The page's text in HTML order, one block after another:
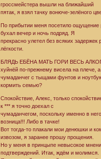
гроссмейстера вышли на ближайший
пятак, я взял тачку вонюче-зелёного
По прибытии меня посетило ощущение
бухал вечер и ночь подряд. Я
прекрасно улетел без всяких
лёгкости.
БЛЯДЬ ЕБЁНА МАТЬ ГОРИ ВЕСЬ
хуйнёй по-прежнему висела на плече, а
чумаданчег с тыщами фунтов и
кормить семью?
Спокойствие, Алекс, только
к *** я точно доехал с
чумаданчегом, поскольку именно в
возница!!! Либо в тачке!
Вот тогда-то плакали мои денюшки и
извозом, я заранее прошу прощения.
Но у меня в принцыпе невысокое
подтверждений. Итак, ждём и молимся.